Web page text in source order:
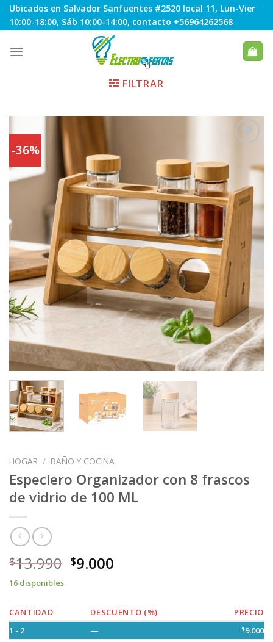
Skip
to
Ubicados en Salvador Sanfuentes #2520 local 11, Lun-Vier
10:00-18:00, Sáb 10:00-14:00, contacto +56964262568
FILTRAR
-36%
Agregar
a
Favoritos
HOGAR / BAÑO Y COCINA
Especiero Organizador con 8 frascos
de vidrio de 100 ML
$13.990 $9.000
16 disponibles
CANTIDAD DESCUENTO (%)
PRECIO
1 - 2
— $9.000